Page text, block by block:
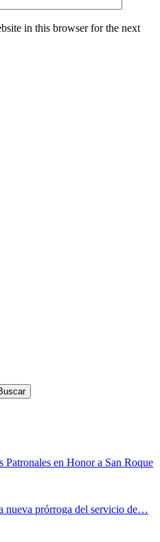
in this browser for the next
Patronales en Honor a San Roque
nueva prórroga del servicio de…